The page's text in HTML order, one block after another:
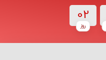
02
روز